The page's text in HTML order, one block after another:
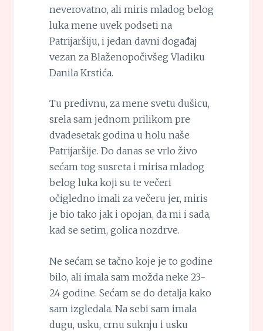
neverovatno, ali miris mladog belog
luka mene uvek podseti na
Patrijaršiju, i jedan davni događaj
vezan za Blaženopočivšeg Vladiku
Danila Krstića.
Tu predivnu, za mene svetu dušicu,
srela sam jednom prilikom pre
dvadesetak godina u holu naše
Patrijaršije. Do danas se vrlo živo
sećam tog susreta i mirisa mladog
belog luka koji su te večeri
očigledno imali za večeru jer, miris
je bio tako jak i opojan, da mi i sada,
kad se setim, golica nozdrve.
Ne sećam se tačno koje je to godine
bilo, ali imala sam možda neke 23-
24 godine. Sećam se do detalja kako
sam izgledala. Na sebi sam imala
dugu, usku, crnu suknju i usku